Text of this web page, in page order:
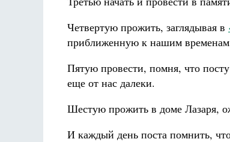
Четвертую прожить, заглядывая в
приближенную к нашим
Пятую провести, помня, что
еще от нас далеки.
Шестую прожить в доме Лазаря,
И каждый день поста помнить,